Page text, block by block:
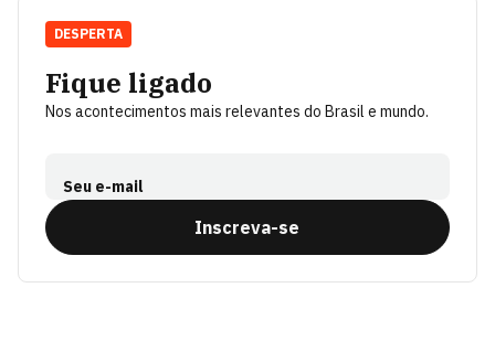
Fique ligado
Nos acontecimentos mais relevantes do Brasil e mundo.
Seu e-mail
Inscreva-se
DESPERTA